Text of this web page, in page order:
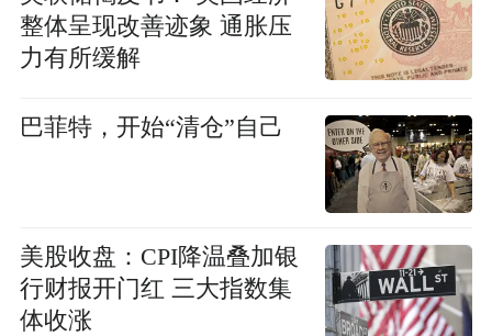
整体呈现改善迹象 通胀压
力有所缓解
巴菲特，开始“清仓”自己
美股收盘：CPI降温叠加银
行财报开门红 三大指数集
体收涨